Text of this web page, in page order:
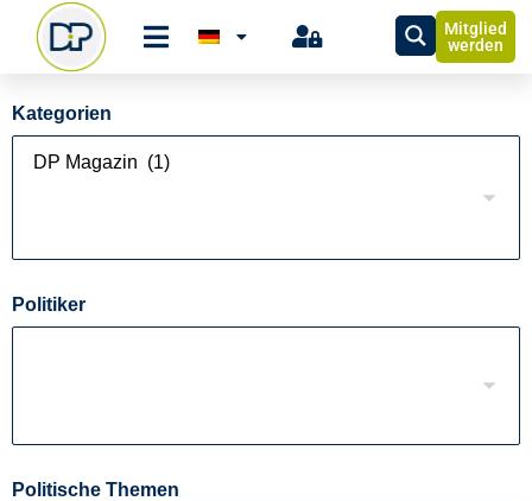
Mitglied
werden
Kategorien
Politiker
Politische Themen